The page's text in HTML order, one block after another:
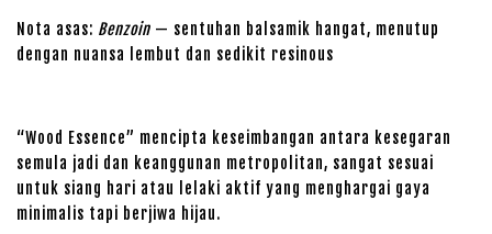
Nota asas: Benzoin — sentuhan balsamik hangat, menutup
dengan nuansa lembut dan sedikit resinous
“Wood Essence” mencipta keseimbangan antara kesegaran
semula jadi dan keanggunan metropolitan, sangat sesuai
untuk siang hari atau lelaki aktif yang menghargai gaya
minimalis tapi berjiwa hijau.